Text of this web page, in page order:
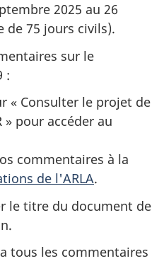
2025 au 26
de 75 jours civils).
sur le
:
« Consulter le projet de
» pour accéder au
commentaires à la
de l'ARLA.
le titre du document de
tous les commentaires